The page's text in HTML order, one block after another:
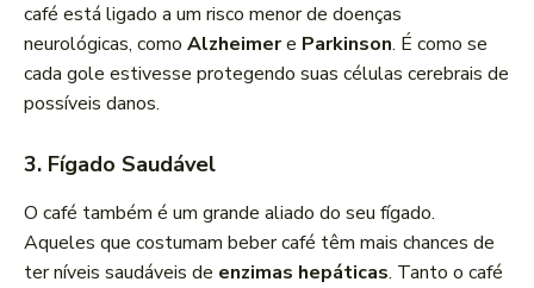
café está ligado a um risco menor de doenças
neurológicas, como Alzheimere Parkinson. É como se
cada gole estivesse protegendo suas células cerebrais de
possíveis danos.
3. Fígado Saudável
O café também é um grande aliado do seu fígado.
Aqueles que costumam beber café têm mais chances de
ter níveis saudáveis de enzimas hepáticas. Tanto o café